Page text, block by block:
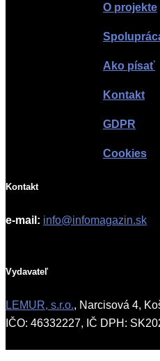
O projekte
Ako písať
Kontakt
GDPR
Cookies
Kontakt
e-mail: info@infomagazin.sk
Vydavateľ
LEMUR, s.r.o., Narcisová 4,
IČO: 46332227, IČ DPH: